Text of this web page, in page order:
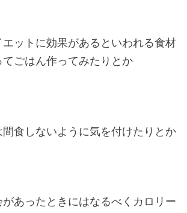
エットに効果があるといわれる食材
てごはん作ってみたりとか
食しないように気を付けたりとか
あったときにはなるべくカロリー